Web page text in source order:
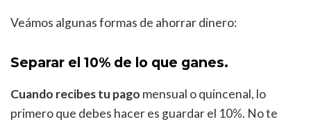
Veámos algunas formas de ahorrar dinero:
Separar el 10% de lo que ganes.
Cuando recibes tu pago mensual o quincenal, lo
primero que debes hacer es guardar el 10%. No te